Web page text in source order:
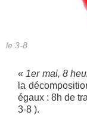
le 3-8
« 1er mai, 8
la
égaux : 8h de
3-8 ).